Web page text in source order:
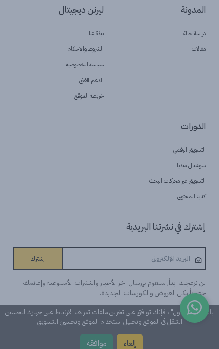
المدونة
دراسة حالة
مقالات
ليرنن ديجيتال
نبذة عنا
الشروط والاحكام
سياسة الخصوصية
الدعم الفنى
خريطة الموقع
الدورات
التسويق الرقمي
سوشيال ميديا
التسويق عبر محركات البحث
كتابة المحتوى
إشترك في نشرتنا البريدية
إشترك
لن نزعجك ابداً, سنقوم بإرسال اخر الأخبار والنشرات الأسبوعية وإعلامك
حصرياً بكل العروض والكورسات الجديدة.
©Learn n 'Digital. كل الحقوق محفوظة
بالنقر على "قبول" ، فإنك توافق على تخزين ملفات تعريف الارتباط على جهازك لتحسين
التنقل في الموقع وتحليل استخدام الموقع وتحسين التسويق
موافقة إلغاء